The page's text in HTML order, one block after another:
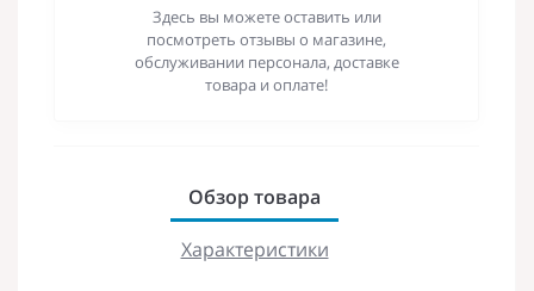
Здесь вы можете оставить или
посмотреть отзывы о магазине,
обслуживании персонала, доставке
товара и оплате!
Обзор товара
Характеристики